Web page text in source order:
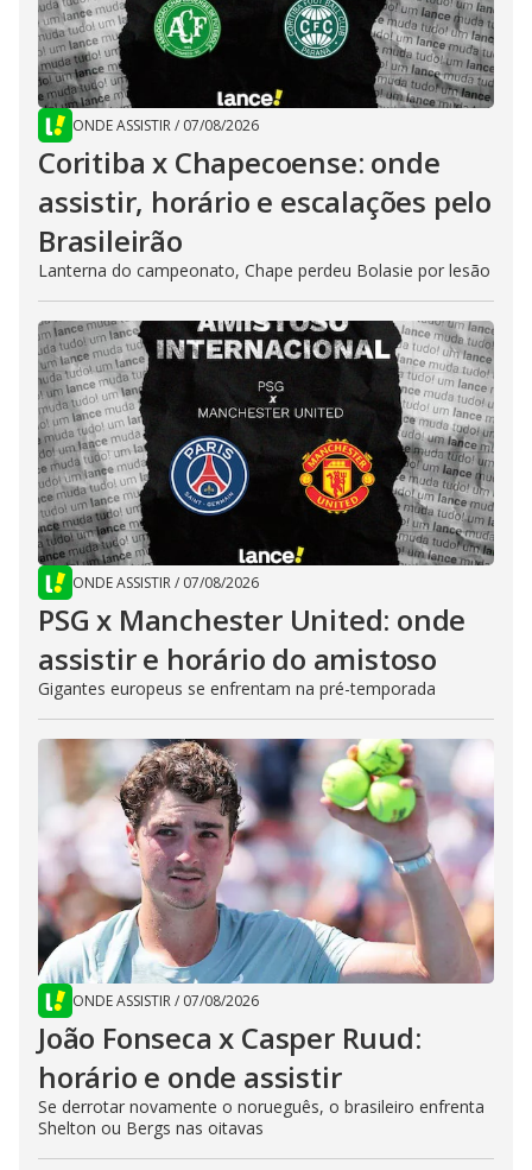
ONDE ASSISTIR/ 07/08/2026
Coritiba x Chapecoense: onde
assistir, horário e escalações pelo
Brasileirão
Lanterna do campeonato, Chape perdeu Bolasie por lesão
ONDE ASSISTIR/ 07/08/2026
PSG x Manchester United: onde
assistir e horário do amistoso
Gigantes europeus se enfrentam na pré-temporada
ONDE ASSISTIR/ 07/08/2026
João Fonseca x Casper Ruud:
horário e onde assistir
Se derrotar novamente o norueguês, o brasileiro enfrenta
Shelton ou Bergs nas oitavas